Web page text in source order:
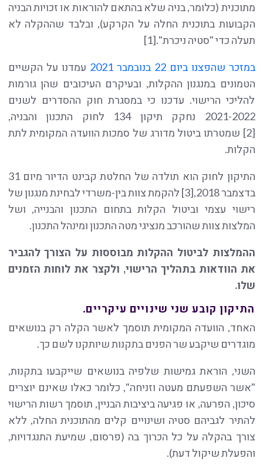
מתוכנית (כלומר, בניה שלא בהתאם להוראות או זכויות הבניה
הקבועות בתוכנית החלה על הקרקע), ובלבד שההקלה לא
תעלה כדי "סטיה ניכרת".[1]
במזכר שהפצנו ביום 22 בנובמבר 2021
עמדנו על הקשיים
הטמונים במנגנון ההקלות, ובעיקרם העיכובים שהן גורמות
להליכי הרישוי. עדכנו כי במסגרת חוק ההסדרים לשנים
2021-2022 נחקק תיקון 134 לחוק התכנון והבניה,
[2] שמטרתו ביטול מדורג של סמכות הוועדה המקומית לתת
הקלות.
התיקון לחוק הוא תולדה של החלטת קבינט הדיור מיום 31
בדצמבר 2018,[3] להקמת צוות בין-משרדי לבחינת מנגנון של
רישוי עצמי וביטול הקלות בתחום התכנון והבנייה, ושל
המלצות צוות שהורכב מנציגי מטה התכנון ומינהל התכנון.
ההמלצות לביטול ההקלות מבוססות על הצורך להגביר
את הוודאות בתהליך הרישוי, ולקצר את לוחות הזמנים
שלו.
התיקון קובע שני שינויים עיקריים.
האחד, הוועדה המקומית תוסמך לאשר הקלה רק בנושאים
מוגדרים שיקבע שר הפנים בתקנות שיותקנו לשם כך.
השני, הוראת גמישות שלפיה בנושאים שייקבעו בתקנות,
"אשר השפעתם מעטה וזניחה", כלומר כאלו שאינם יוצרים
סיכון, הפרעה, או פגיעה ביציבות הבניין, תוסמך רשות הרישוי
להתיר לגביהם סטיה ושינויים קלים מהתוכנית החלה, ללא
צורך בהקלה על כל הכרוך בה (פרסום, שמיעת התנגדויות,
והפעלת שיקול דעת).